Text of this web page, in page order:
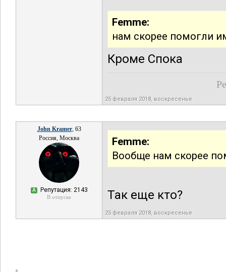
Femme:
нам скорее помогли
Кроме Спока
25 февраля 2018, воскресенье
John Kramer, 63
Россия, Москва
А Репутация: 2143
В отпуске
Femme:
Вообще нам скорее
Так еще кто?
25 февраля 2018, воскресенье